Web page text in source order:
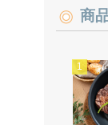
商